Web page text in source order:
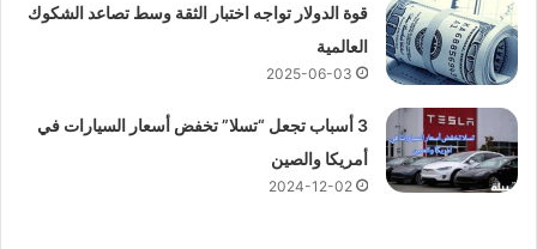
قوة الدولار تواجه اختبار الثقة وسط تصاعد الشكوك
العالمية
2025-06-03
3 أسباب تجعل “تسلا” تخفض أسعار السيارات في
أمريكا والصين
2024-12-02